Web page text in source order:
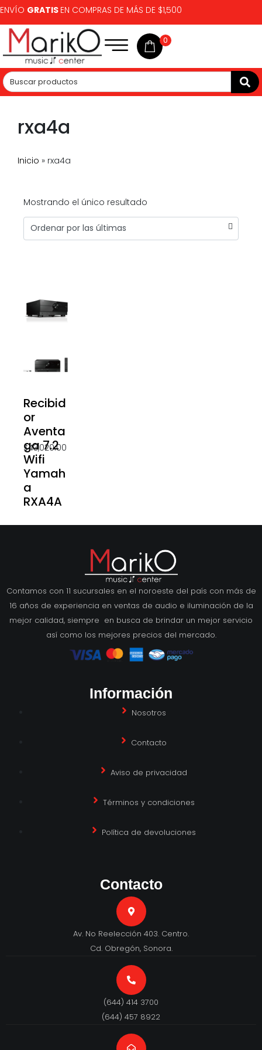
ENVÍO GRATIS EN COMPRAS DE MÁS DE $1,500
0
rxa4a
Inicio » rxa4a
Mostrando el único resultado
Recibid
or
Aventa
ga 7.2
Wifi
Yamah
a
RXA4A
$43,020.00
Contamos con 11 sucursales en el noroeste del país con más de
16 años de experiencia en ventas de audio e iluminación de la
mejor calidad, siempre en busca de brindar un mejor servicio
así como los mejores precios del mercado.
Información
Nosotros
Contacto
Aviso de privacidad
Términos y condiciones
Política de devoluciones
Contacto
Av. No Reelección 403. Centro.
Cd. Obregón, Sonora.
(644) 414 3700
(644) 457 8922